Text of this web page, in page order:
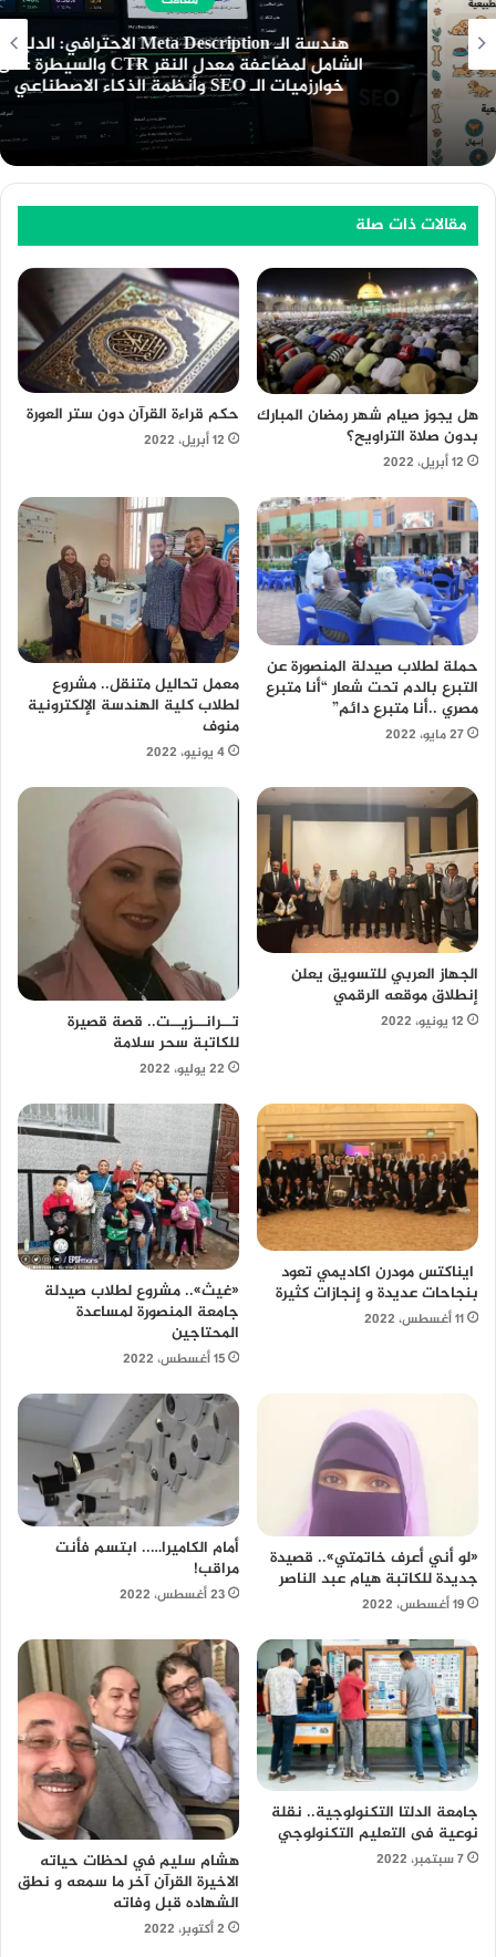
هندسة الـ Meta Description الاحترافي: الدليل
الشامل لمضاعفة معدل النقر CTR والسيطرة على
خوارزميات الـ SEO وأنظمة الذكاء الاصطناعي
مقالات ذات صلة
هل يجوز صيام شهر رمضان المبارك
بدون صلاة التراويح؟
12 أبريل، 2022
حكم قراءة القرآن دون ستر العورة
12 أبريل، 2022
حملة لطلاب صيدلة المنصورة عن
التبرع بالدم تحت شعار “أنا متبرع
مصري ..أنا متبرع دائم”
27 مايو، 2022
معمل تحاليل متنقل.. مشروع
لطلاب كلية الهندسة الإلكترونية
منوف
4 يونيو، 2022
الجهاز العربي للتسويق يعلن
إنطلاق موقعه الرقمي
12 يونيو، 2022
تــرانــزيــت.. قصة قصيرة
للكاتبة سحر سلامة
22 يوليو، 2022
ايناكتس مودرن اكاديمي تعود
بنجاحات عديدة و إنجازات كثيرة
11 أغسطس، 2022
«غيث».. مشروع لطلاب صيدلة
جامعة المنصورة لمساعدة
المحتاجين
15 أغسطس، 2022
«لو أني أعرف خاتمتي».. قصيدة
جديدة للكاتبة هيام عبد الناصر
19 أغسطس، 2022
أمام الكاميرا….. ابتسم فأنت
مراقب!
23 أغسطس، 2022
جامعة الدلتا التكنولوجية.. نقلة
نوعية فى التعليم التكنولوجي
7 سبتمبر، 2022
هشام سليم في لحظات حياته
الاخيرة القرآن آخر ما سمعه و نطق
الشهاده قبل وفاته
2 أكتوبر، 2022